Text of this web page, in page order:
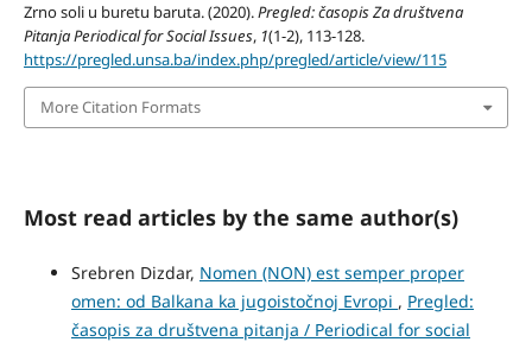
Zrno soli u buretu baruta. (2020).Pregled: časopis Za društvena
Pitanja Periodical for Social Issues, 1(1-2), 113-128.
https://pregled.unsa.ba/index.php/pregled/article/view/115
More Citation Formats
Most read articles by the same author(s)
Srebren Dizdar, Nomen (NON) est semper proper
omen: od Balkana ka jugoistočnoj Evropi , Pregled:
časopis za društvena pitanja / Periodical for social